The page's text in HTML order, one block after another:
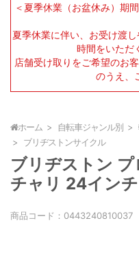
＜夏季休業（お盆休み）期
夏季休業に伴い、お受け渡
時間をいただ
店舗受け取りをご希望のお
のうえ、
ホーム 自転車ジャンル別
ブリヂストンサイクル
ブリヂストン
チャリ 24イン
商品コード： 0443240810037